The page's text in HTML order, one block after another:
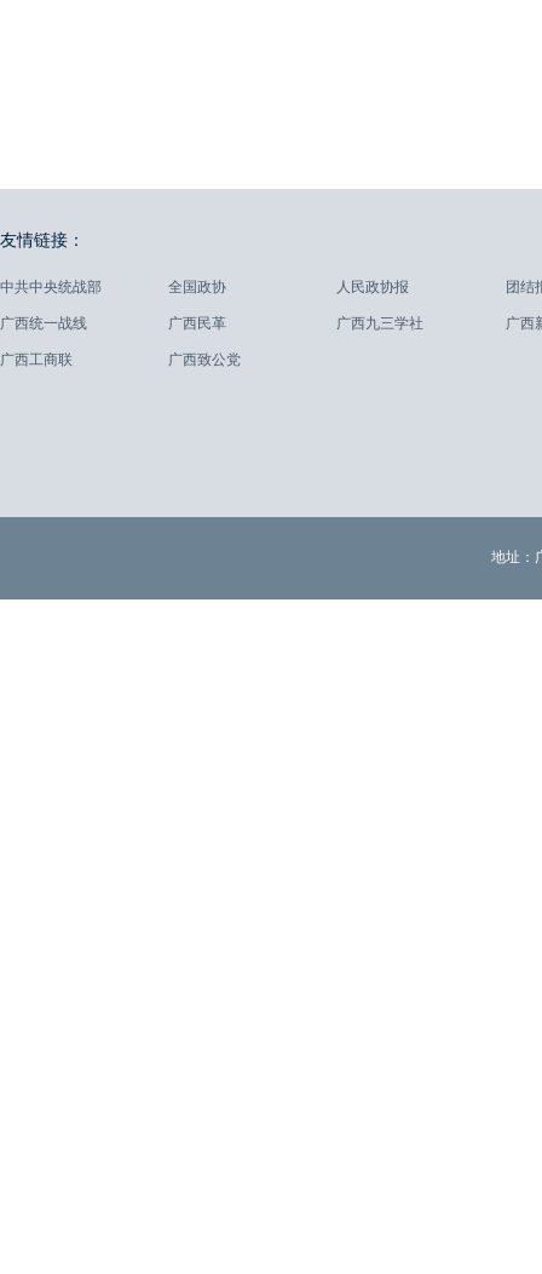
友情链接：
中共中央统战部 全国政协 人民政协报 团结
广西统一战线 广西民革 广西九三学社 广西
广西工商联 广西致公党
地址：